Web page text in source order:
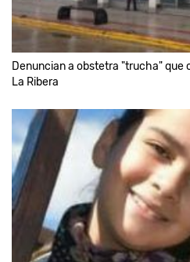
Denuncian a obstetra "trucha" que
La Ribera